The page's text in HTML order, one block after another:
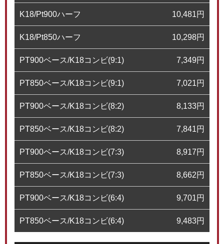
K18/Pt900ハーフ 10,481円
K18/Pt850ハーフ 10,298円
PT900ベース/K18コンビ(9:1) 7,349円
PT850ベース/K18コンビ(9:1) 7,021円
PT900ベース/K18コンビ(8:2) 8,133円
PT850ベース/K18コンビ(8:2) 7,841円
PT900ベース/K18コンビ(7:3) 8,917円
PT850ベース/K18コンビ(7:3) 8,662円
PT900ベース/K18コンビ(6:4) 9,701円
PT850ベース/K18コンビ(6:4) 9,483円